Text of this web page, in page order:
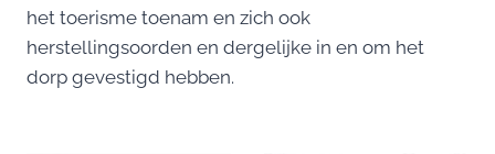
het toerisme toenam en zich ook
herstellingsoorden en dergelijke in en om het
dorp gevestigd hebben.